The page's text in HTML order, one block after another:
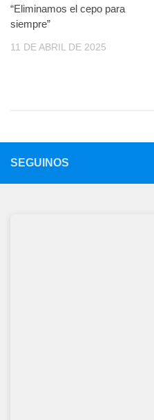
“Eliminamos el cepo para
siempre”
11 DE ABRIL DE 2025
SEGUINOS